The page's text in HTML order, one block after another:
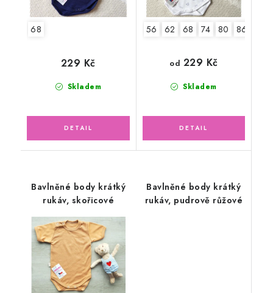
68
Skladem
229 Kč
56 62 68 74 80 86
Skladem
od 229 Kč
Bavlněné body krátký
rukáv, skořicové
Bavlněné body krátký
rukáv, pudrově růžové